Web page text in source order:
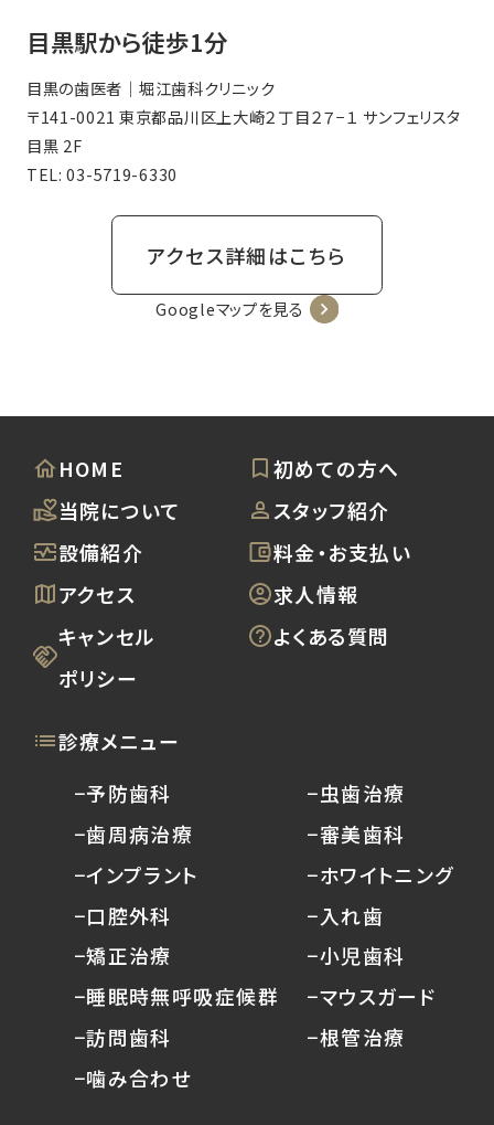
目黒駅から徒歩1分
目黒の歯医者｜堀江歯科クリニック
〒141-0021 東京都品川区上大崎２丁目２７−１ サンフェリスタ
目黒 2F
TEL:03-5719-6330
アクセス詳細はこちら
Googleマップを見る
HOME
初めての方へ
当院について
スタッフ紹介
設備紹介
料金・お支払い
アクセス
求人情報
キャンセル
ポリシー
よくある質問
診療メニュー
−予防歯科
−歯周病治療
−インプラント
−口腔外科
−矯正治療
−睡眠時無呼吸症候群
−訪問歯科
−噛み合わせ
−虫歯治療
−審美歯科
−ホワイトニング
−入れ歯
−小児歯科
−マウスガード
−根管治療